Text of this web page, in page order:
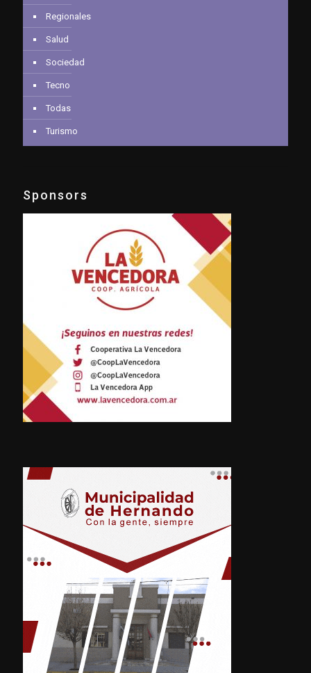
Regionales
Salud
Sociedad
Tecno
Todas
Turismo
Sponsors